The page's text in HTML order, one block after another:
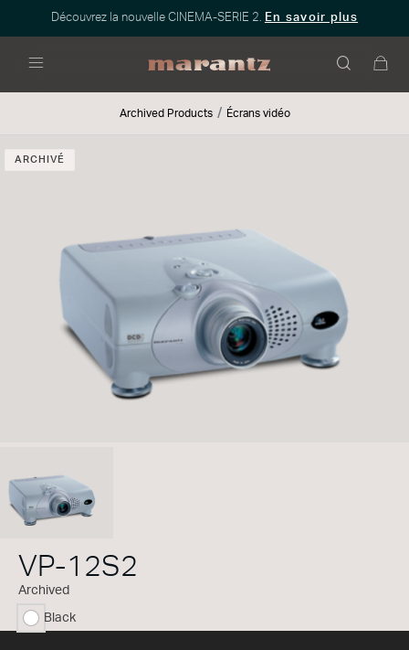
Découvrez la nouvelle CINEMA-SERIE 2. En savoir plus
Archived Products Écrans vidéo
ARCHIVÉ
VP-12S2
Archived
sélectionné
Black